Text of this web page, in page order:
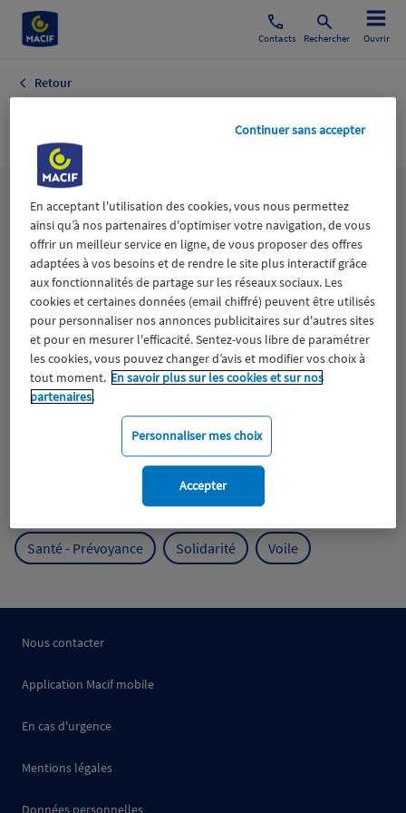
Contacts Rechercher Ouvrir
Retour
Lesthématiques
Aidants Catastrophes naturelles Climat
ESS
Expérience clients Fondation Macif Jeunesse
Mobilité
Protection de l'environnement
Protection des océans Prévention
Santé - Prévoyance Solidarité Voile
Nous contacter
Application Macif mobile
En cas d'urgence
Mentions légales
Données personnelles
En acceptant l'utilisation des cookies, vous nous permettez
ainsi qu’à nos partenaires d'optimiser votre navigation, de vous
offrir un meilleur service en ligne, de vous proposer des offres
adaptées à vos besoins et de rendre le site plus interactif grâce
aux fonctionnalités de partage sur les réseaux sociaux. Les
cookies et certaines données (email chiffré) peuvent être utilisés
pour personnaliser nos annonces publicitaires sur d'autres sites
et pour en mesurer l'efficacité. Sentez-vous libre de paramétrer
les cookies, vous pouvez changer d’avis et modifier vos choix à
tout moment. En savoir plus sur les cookies et sur nos
partenaires.
Personnaliser mes choix
Continuer sans accepter
Accepter